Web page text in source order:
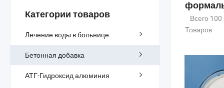
Категории товаров
Лечение воды в больнице
Бетонная добавка
АТГ-Гидроксид алюминия
Всего
Товаров